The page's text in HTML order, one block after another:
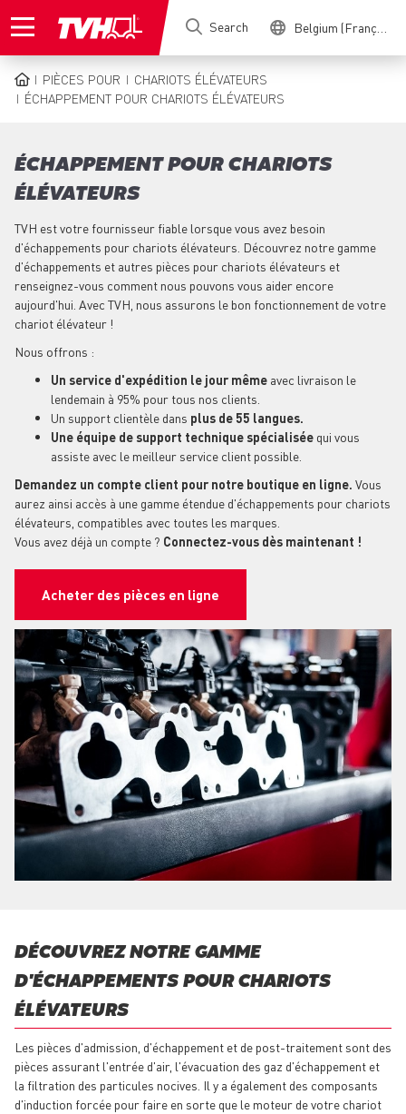
to
Search Belgium (Français)
BREADCRUMB
PIÈCES POUR
CHARIOTS ÉLÉVATEURS
ÉCHAPPEMENT POUR CHARIOTS ÉLÉVATEURS
ÉCHAPPEMENT POUR CHARIOTS
ÉLÉVATEURS
TVH est votre fournisseur fiable lorsque vous avez besoin
d'échappements pour chariots élévateurs. Découvrez notre gamme
d'échappements et autres pièces pour chariots élévateurs et
renseignez-vous comment nous pouvons vous aider encore
aujourd'hui. Avec TVH, nous assurons le bon fonctionnement de votre
chariot élévateur !
Nous offrons :
Un service d'expédition le jour même avec livraison le
lendemain à 95% pour tous nos clients.
Un support clientèle dans plus de 55 langues.
Une équipe de support technique spécialisée qui vous
assiste avec le meilleur service client possible.
Demandez un compte client pour notre boutique en ligne. Vous
aurez ainsi accès à une gamme étendue d'échappements pour chariots
élévateurs, compatibles avec toutes les marques.
Vous avez déjà un compte ? Connectez-vous dès maintenant !
Acheter des pièces en ligne
DÉCOUVREZ NOTRE GAMME
D'ÉCHAPPEMENTS POUR CHARIOTS
ÉLÉVATEURS
Les pièces d'admission, d'échappement et de post-traitement sont des
pièces assurant l'entrée d'air, l'évacuation des gaz d'échappement et
la filtration des particules nocives. Il y a également des composants
d'induction forcée pour faire en sorte que le moteur de votre chariot